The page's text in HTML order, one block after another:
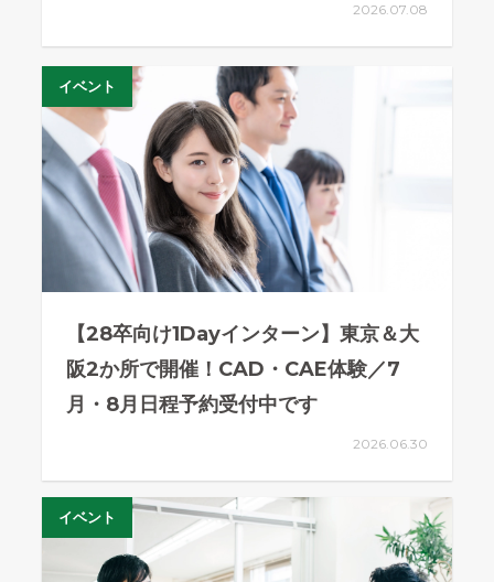
2026.07.08
イベント
【28卒向け1Dayインターン】東京＆大
阪2か所で開催！CAD・CAE体験／7
月・8月日程予約受付中です
2026.06.30
イベント